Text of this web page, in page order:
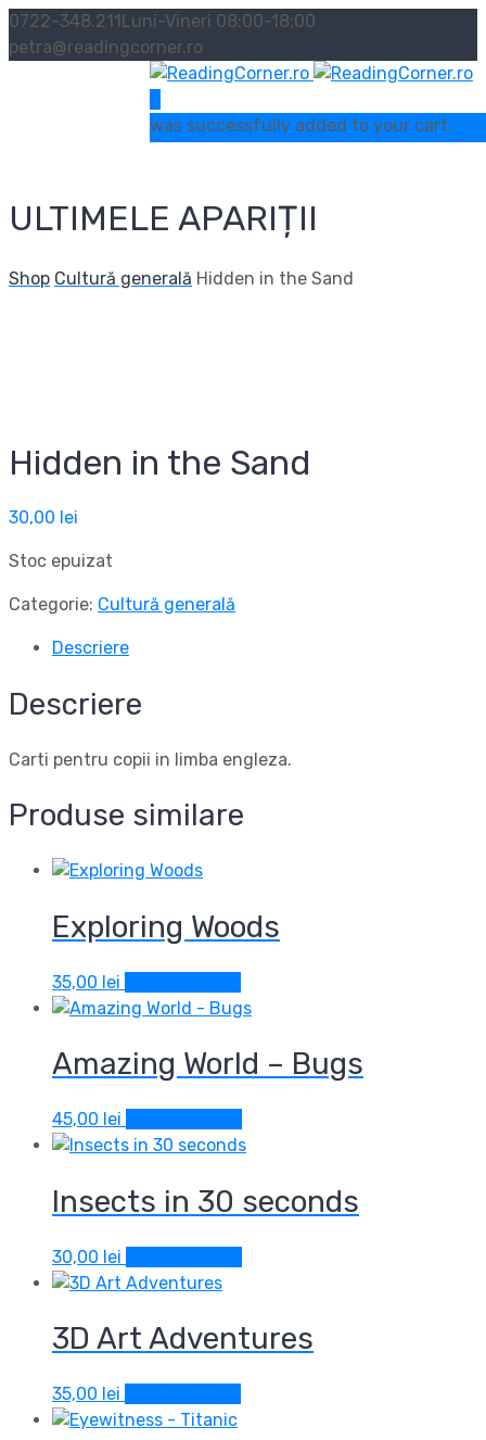
0722-348.211Luni-Vineri 08:00-18:00
petra@readingcorner.ro
was successfully added to your cart.
ULTIMELE APARIȚII
Shop Cultură generală Hidden in the Sand
Hidden in the Sand
30,00 lei
Stoc epuizat
Categorie: Cultură generală
Descriere
Descriere
Carti pentru copii in limba engleza.
Produse similare
Exploring Woods
35,00 lei
Amazing World – Bugs
45,00 lei
Insects in 30 seconds
30,00 lei
3D Art Adventures
35,00 lei